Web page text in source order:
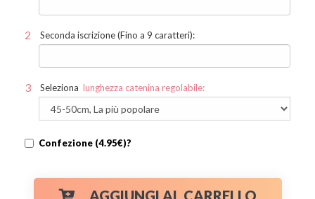
Seconda iscrizione (Fino a 9 caratteri):
Seleziona lunghezza catenina regolabile:
Confezione (4.95€)?
AGGIUNGI AL CARRELLO